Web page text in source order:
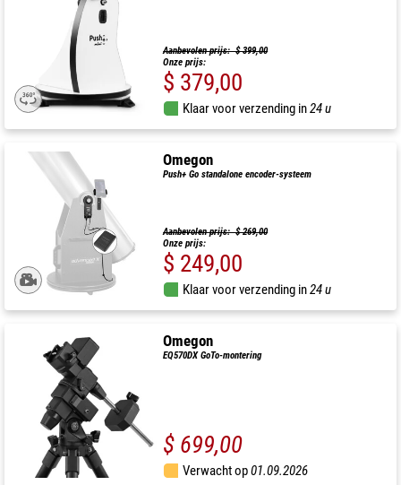
Aanbevolen prijs: $ 399,00
Onze prijs:
$ 379,00
Klaar voor verzending in24 u
Omegon
Push+ Go standalone encoder-systeem
Aanbevolen prijs: $ 269,00
Onze prijs:
$ 249,00
Klaar voor verzending in24 u
Omegon
EQ570DX GoTo-montering
$ 699,00
Verwacht op01.09.2026